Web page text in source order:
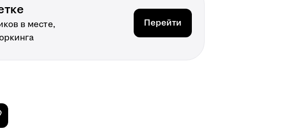
в месте,
Перейти